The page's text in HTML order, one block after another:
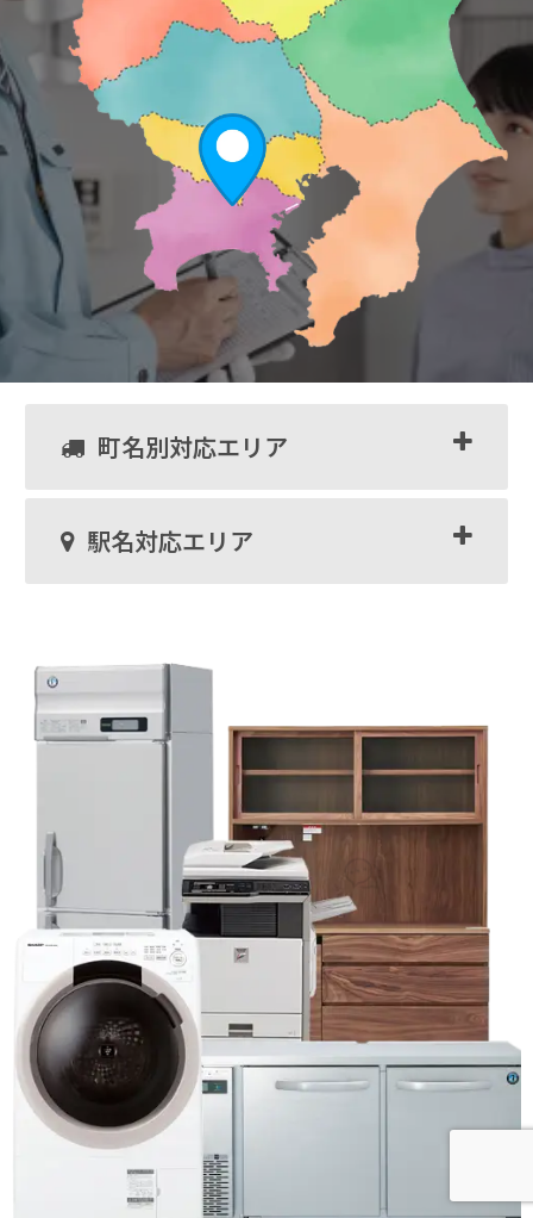
町名別対応エリア
駅名対応エリア